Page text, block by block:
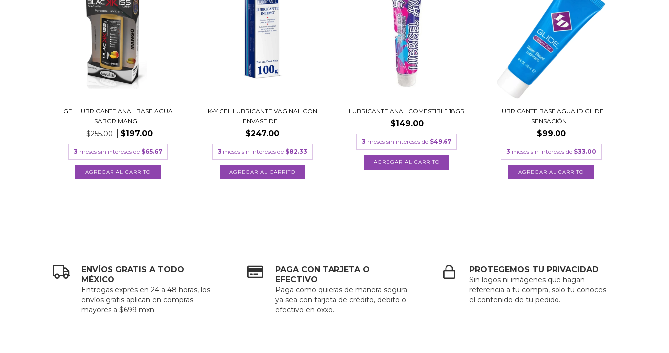
GEL LUBRICANTE ANAL BASE AGUA
SABOR MANG...
$255.00 $197.00
3 meses sin intereses de $65.67
K-Y GEL LUBRICANTE VAGINAL CON
ENVASE DE...
$247.00
3 meses sin intereses de $82.33
LUBRICANTE ANAL COMESTIBLE 18GR
$149.00
3 meses sin intereses de $49.67
LUBRICANTE BASE AGUA ID GLIDE
SENSACIÓN...
$99.00
3 meses sin intereses de $33.00
ENVÍOS GRATIS A TODO
MÉXICO
Entregas exprés en 24 a 48 horas, los
envíos gratis aplican en compras
mayores a $699 mxn
PAGA CON TARJETA O
EFECTIVO
Paga como quieras de manera segura
ya sea con tarjeta de crédito, debito o
efectivo en oxxo.
PROTEGEMOS TU PRIVACIDAD
Sin logos ni imágenes que hagan
referencia a tu compra, solo tu conoces
el contenido de tu pedido.